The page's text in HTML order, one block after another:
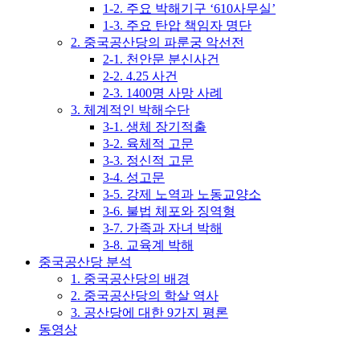
1-2. 주요 박해기구 ‘610사무실’
1-3. 주요 탄압 책임자 명단
2. 중국공산당의 파룬궁 악선전
2-1. 천안문 분신사건
2-2. 4.25 사건
2-3. 1400명 사망 사례
3. 체계적인 박해수단
3-1. 생체 장기적출
3-2. 육체적 고문
3-3. 정신적 고문
3-4. 성고문
3-5. 강제 노역과 노동교양소
3-6. 불법 체포와 징역형
3-7. 가족과 자녀 박해
3-8. 교육계 박해
중국공산당 분석
1. 중국공산당의 배경
2. 중국공산당의 학살 역사
3. 공산당에 대한 9가지 평론
동영상